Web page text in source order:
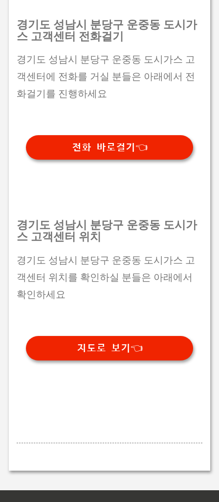
경기도 성남시 분당구 운중동 도시가
스 고객센터 전화걸기
경기도 성남시 분당구 운중동 도시가스 고
객센터에 전화를 거실 분들은 아래에서 전
화걸기를 진행하세요
전화 바로걸기👈
경기도 성남시 분당구 운중동 도시가
스 고객센터 위치
경기도 성남시 분당구 운중동 도시가스 고
객센터 위치를 확인하실 분들은 아래에서
확인하세요
지도로 보기👈